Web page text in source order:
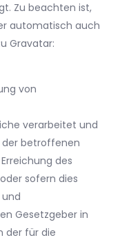
Zu beachten ist,
automatisch auch
Gravatar:
von
verarbeitet und
betroffenen
des
sofern dies
Gesetzgeber in
der für die